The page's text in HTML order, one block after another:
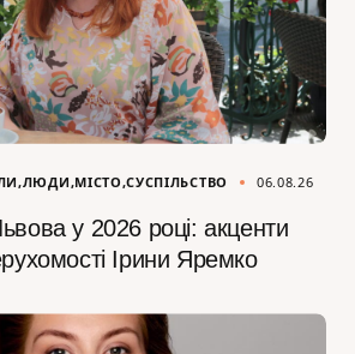
ЛЮДИ МІСТО СУСПІЛЬСТВО 06.08.26
у 2026 році: акценти
Ірини Яремко